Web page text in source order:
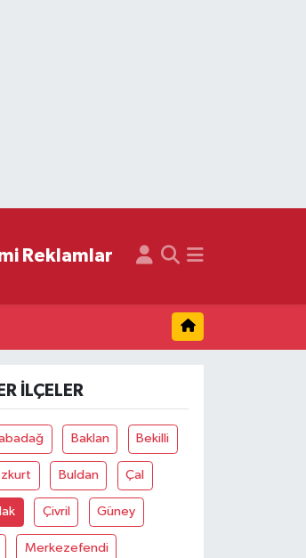
Reklamlar
İLÇELER
Baklan Bekilli
Buldan Çal
Çivril Güney
Merkezefendi